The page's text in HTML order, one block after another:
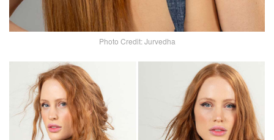
Photo Credit: Jurvedha